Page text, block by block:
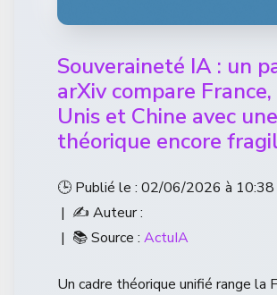
Souveraineté IA : un
arXiv compare
Unis et Chine avec
théorique encore
🕒 Publié le : 02/06/2026 à 10:38
| ✍️ Auteur :
| 📚 Source : ActuIA
Un cadre théorique unifié range la